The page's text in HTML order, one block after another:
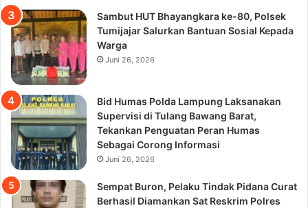
Sambut HUT Bhayangkara ke-80, Polsek
Tumijajar Salurkan Bantuan Sosial Kepada
Warga
Juni 26, 2026
Bid Humas Polda Lampung Laksanakan
Supervisi di Tulang Bawang Barat,
Tekankan Penguatan Peran Humas
Sebagai Corong Informasi
Juni 26, 2026
Sempat Buron, Pelaku Tindak Pidana Curat
Berhasil Diamankan Sat Reskrim Polres